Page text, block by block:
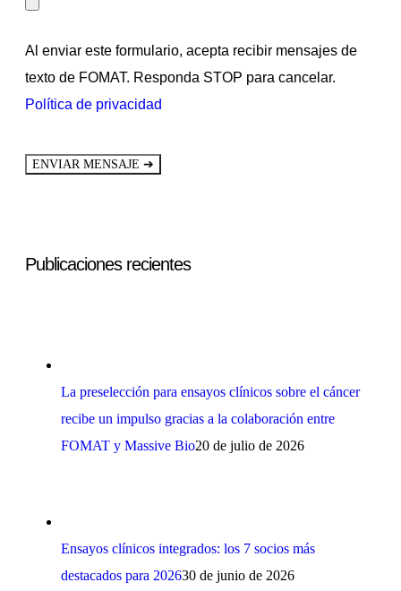
Al enviar este formulario, acepta recibir mensajes de
texto de FOMAT. Responda STOP para cancelar.
Política de privacidad
ENVIAR MENSAJE ➔
Publicaciones recientes
La preselección para ensayos clínicos sobre el cáncer
recibe un impulso gracias a la colaboración entre
FOMAT y Massive Bio20 de julio de 2026
Ensayos clínicos integrados: los 7 socios más
destacados para 202630 de junio de 2026